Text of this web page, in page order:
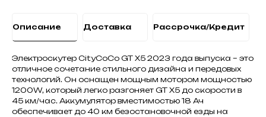
Описание Доставка Рассрочка/Кредит
Электроскутер CityCoCo GT X5 2023 года выпуска – это
отличное сочетание стильного дизайна и передовых
технологий. Он оснащен мощным мотором мощностью
1200W, который легко разгоняет GT X5 до скорости в
45 км/час. Аккумулятор вместимостью 18 Ач
обеспечивает до 40 км безостановочной езды на